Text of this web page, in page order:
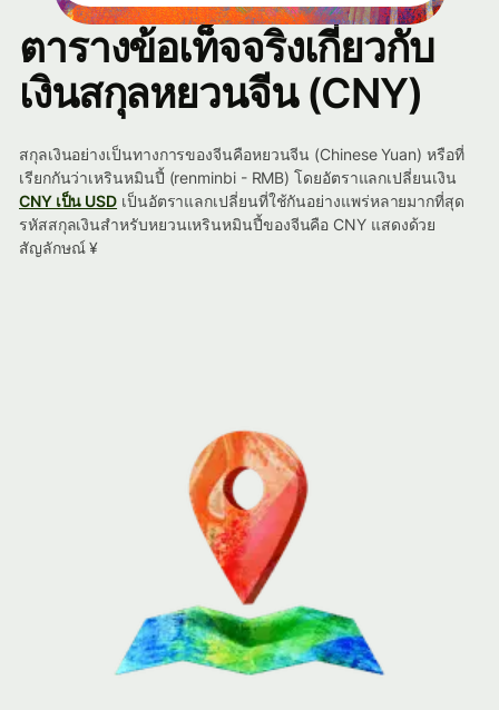
ตารางข้อเท็จจริงเกี่ยวกับ
เงินสกุลหยวนจีน (CNY)
สกุลเงินอย่างเป็นทางการของจีนคือหยวนจีน (Chinese Yuan) หรือที่
เรียกกันว่าเหรินหมินปี้ (renminbi - RMB) โดยอัตราแลกเปลี่ยนเงิน
CNY เป็น USD เป็นอัตราแลกเปลี่ยนที่ใช้กันอย่างแพร่หลายมากที่สุด
รหัสสกุลเงินสำหรับหยวนเหรินหมินปี้ของจีนคือ CNY แสดงด้วย
สัญลักษณ์ ¥